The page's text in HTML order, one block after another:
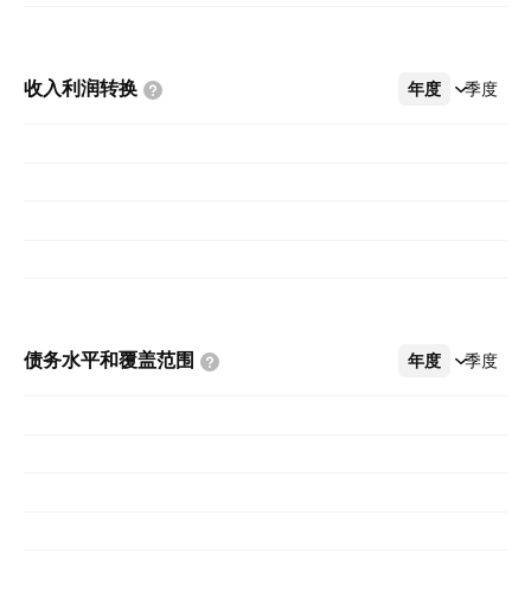
收入利润转换 年度 季度
更多
债务水平和覆盖范围 年度 季度
更多